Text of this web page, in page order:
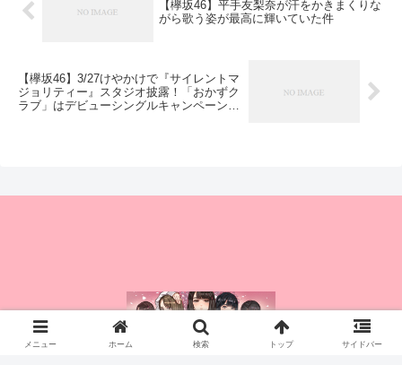
【欅坂46】平手友梨奈が汗をかきまくりな
がら歌う姿が最高に輝いていた件
【欅坂46】3/27けやかけで『サイレントマ
ジョリティー』スタジオ披露！「おかずク
ラブ」はデビューシングルキャンペーンで
メニュー ホーム 検索 トップ サイドバー